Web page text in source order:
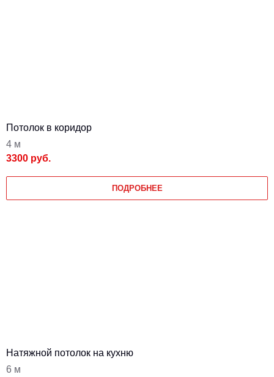
Потолок в коридор
4 м
3300 руб.
ПОДРОБНЕЕ
Натяжной потолок на кухню
6 м